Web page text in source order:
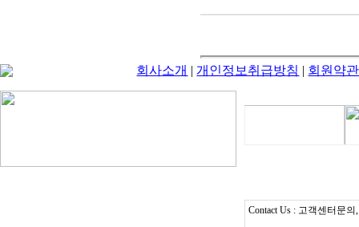
회사소개 |개인정보취급방침 | 회원약관
Contact Us : 고객센터문의